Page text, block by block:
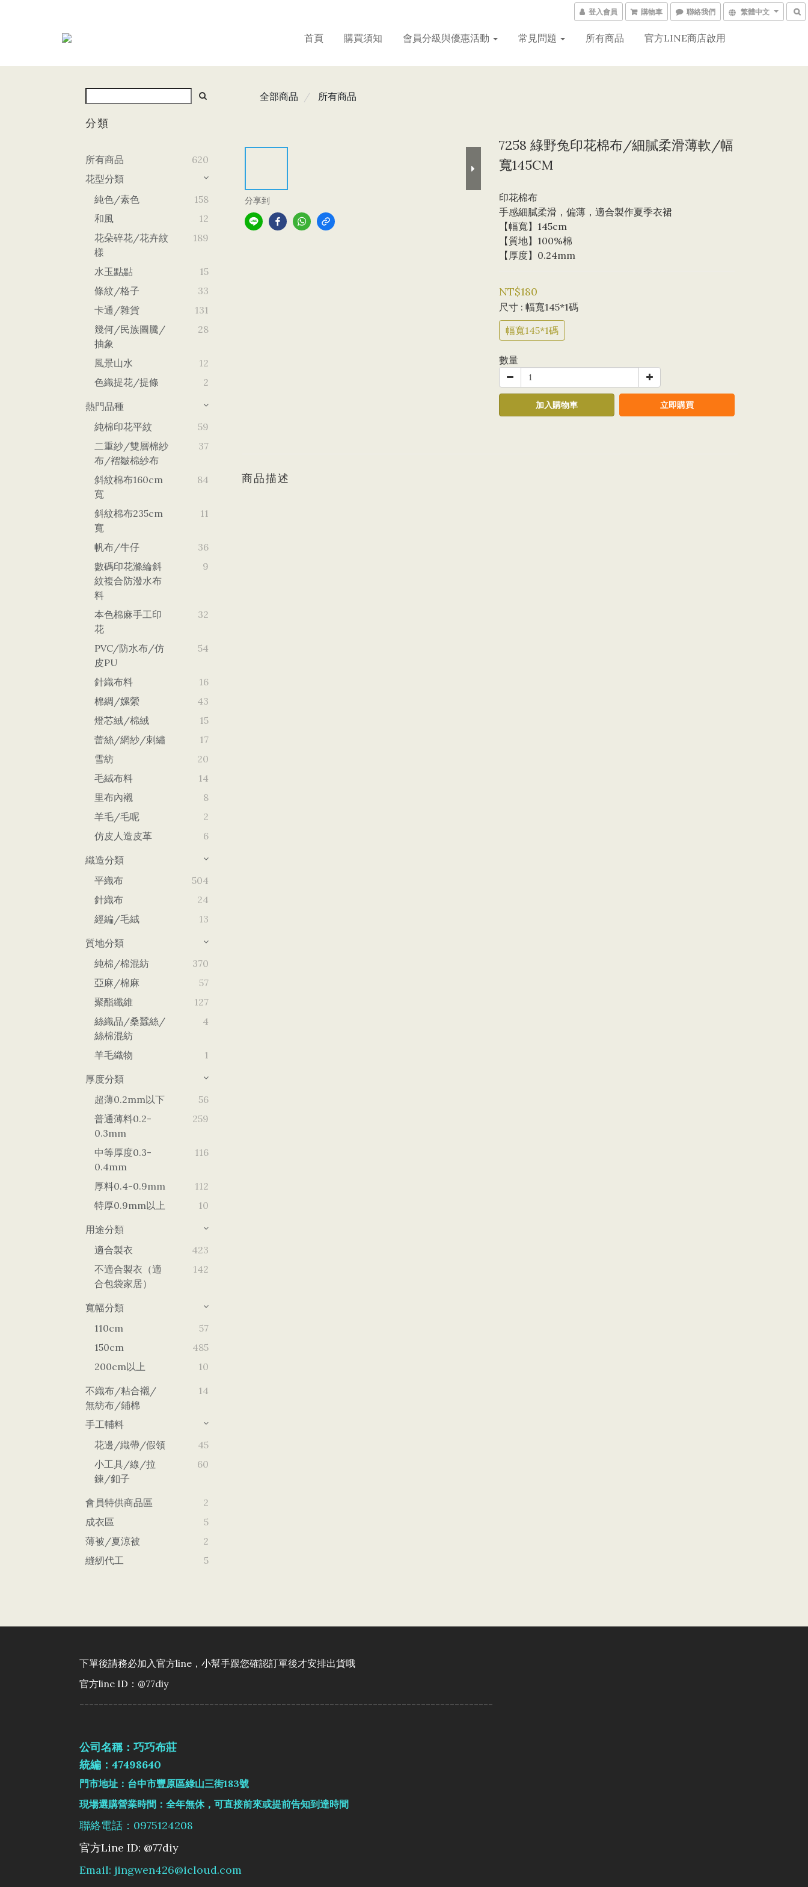
登入會員 購物車 聯絡我們 繁體中文
首頁 購買須知 會員分級與優惠活動 常見問題 所有商品 官方LINE商店啟用
分類
所有商品
620
花型分類
純色/素色
158
和風
12
花朵碎花/花卉紋
樣
189
水玉點點
15
條紋/格子
33
卡通/雜貨
131
幾何/民族圖騰/
抽象
28
風景山水
12
色織提花/提條
2
熱門品種
純棉印花平紋
59
二重紗/雙層棉紗
布/褶皺棉紗布
37
斜紋棉布160cm
寬
84
斜紋棉布235cm
寬
11
帆布/牛仔
36
數碼印花滌綸斜
紋複合防潑水布
料
9
本色棉麻手工印
花
32
PVC/防水布/仿
皮PU
54
針織布料
16
棉綢/嫘縈
43
燈芯絨/棉絨
15
蕾絲/網紗/刺繡
17
雪紡
20
毛絨布料
14
里布內襯
8
羊毛/毛呢
2
仿皮人造皮革
6
織造分類
平織布
504
針織布
24
經編/毛絨
13
質地分類
純棉/棉混紡
370
亞麻/棉麻
57
聚酯纖維
127
絲織品/桑蠶絲/
絲棉混紡
4
羊毛織物
1
厚度分類
超薄0.2mm以下
56
普通薄料0.2-
0.3mm
259
中等厚度0.3-
0.4mm
116
厚料0.4-0.9mm
112
特厚0.9mm以上
10
用途分類
適合製衣
423
不適合製衣（適
合包袋家居）
142
寬幅分類
110cm
57
150cm
485
200cm以上
10
不織布/粘合襯/
無紡布/鋪棉
14
手工輔料
花邊/織帶/假領
45
小工具/線/拉
鍊/釦子
60
會員特供商品區
2
成衣區
5
薄被/夏涼被
2
縫紉代工
5
全部商品 所有商品
分享到
7258 綠野兔印花棉布/細膩柔滑薄軟/幅
寬145CM
印花棉布
手感細膩柔滑，偏薄，適合製作夏季衣裙
【幅寬】145cm
【質地】100%棉
【厚度】0.24mm
NT$180
尺寸 : 幅寬145*1碼
幅寬145*1碼
數量
加入購物車 立即購買
商品描述
下單後請務必加入官方line，小幫手跟您確認訂單後才安排出貨哦
官方line ID：@77diy
--------------------------------------------------------------------------------------
公司名稱：巧巧布莊
統編：47498640
門市地址：台中市豐原區綠山三街183號
現場選購營業時間：全年無休，可直接前來或提前告知到達時間
聯絡電話：0975124208
官方Line ID: @77diy
Email: jingwen426@icloud.com